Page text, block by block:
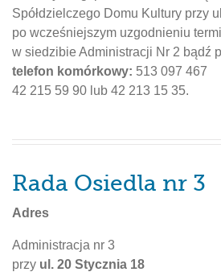
Spółdzielczego Domu Kultury przy
po wcześniejszym uzgodnieniu
w siedzibie Administracji Nr 2 bądź
telefon komórkowy: 513 097 467
42 215 59 90 lub 42 213 15 35.
Rada Osiedla nr 3
Adres
Administracja nr 3
przy ul. 20 Stycznia 18